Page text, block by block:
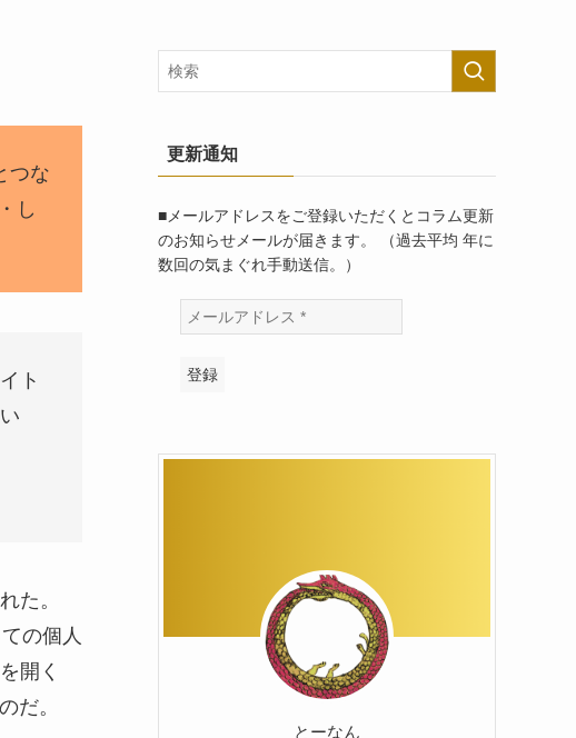
つな
し
ト
た。
の個人
開く
だ。
更新通知
■メールアドレスをご登録いただくとコラム更新
のお知らせメールが届きます。 （過去平均 年に
数回の気まぐれ手動送信。）
とーなん